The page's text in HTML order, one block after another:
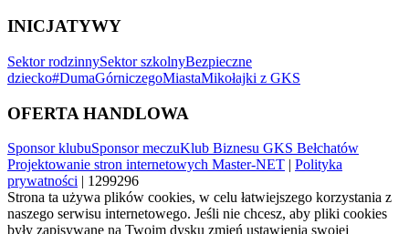
INICJATYWY
Sektor rodzinnySektor szkolnyBezpieczne
dziecko#DumaGórniczegoMiastaMikołajki z GKS
OFERTA HANDLOWA
Sponsor klubuSponsor meczuKlub Biznesu GKS Bełchatów
Projektowanie stron internetowych Master-NET | Polityka
prywatności | 1299296
Strona ta używa plików cookies, w celu łatwiejszego korzystania z
naszego serwisu internetowego. Jeśli nie chcesz, aby pliki cookies
były zapisywane na Twoim dysku zmień ustawienia swojej